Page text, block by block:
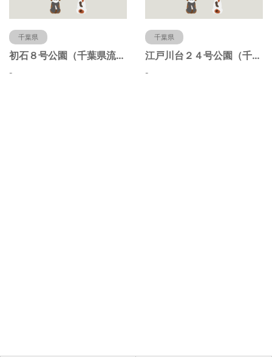
千葉県
初石８号公園（千葉県流山市）
-
千葉県
江戸川台２４号公園（千葉県流山市）
-